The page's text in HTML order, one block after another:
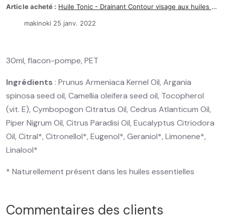
L'odeur peut surprendre au début (un peu terpénée)
mais on s'y habitue et on peut même devenir accro !
Article acheté : Huile Tonic - Drainant Contour visage aux huiles essentielles
makinoki 25 janv. 2022
30ml, flacon-pompe, PET
Ingrédients : Prunus Armeniaca Kernel Oil, Argania
spinosa seed oil, Camellia oleifera seed oil, Tocopherol
(vit. E), Cymbopogon Citratus Oil, Cedrus Atlanticum Oil,
Piper Nigrum Oil, Citrus Paradisi Oil, Eucalyptus Citriodora
Oil, Citral*, Citronellol*, Eugenol*, Geraniol*, Limonene*,
Linalool*
* Naturellement présent dans les huiles essentielles
Commentaires des clients